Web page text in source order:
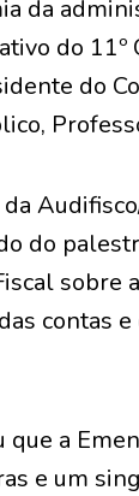
da
do
do
do
sobre
contas
a
e um